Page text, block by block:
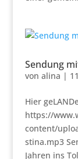
Sendung
von alina |
Hier
https://
content/
stina.mp3
Jahren ins